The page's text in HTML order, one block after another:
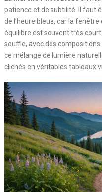
patience et de subtilité. Il faut
de l’heure bleue, car la
équilibre est souvent très
souffle, avec des
ce mélange de lumière
clichés en véritables tableaux